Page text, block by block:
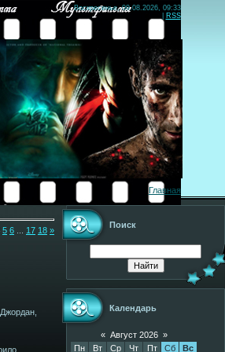
Воскресенье, 09.08.2026, 09:33
RSS
Главная
5 6 17 18 »
Поиск
Календарь
« Август 2026 »
Пн
Вт Ср Чт Пт Сб Вс